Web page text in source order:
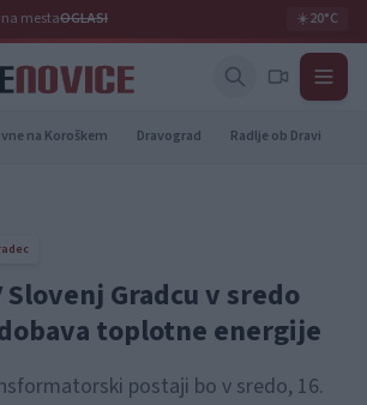
mestaOGLASI ☀️20°C
na Koroškem Dravograd Radlje ob Dravi
Gradcu v sredo
toplotne energije
postaji bo v sredo, 16.